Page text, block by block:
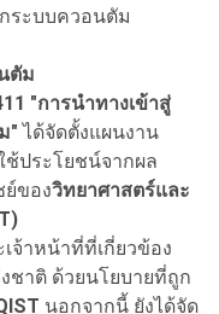
ระบบควอนตัม
ตัม
"การนำทางเข้าสู่
"ได้จัดตั้งแผนงาน
ช้ประโยชน์จากผล
ของวิทยาศาสตร์และ
จ้าหน้าที่ที่เกี่ยวข้อง
ชาติ ด้วยนโยบายที่ถูก
นอกจากนี้ ยังได้จัด